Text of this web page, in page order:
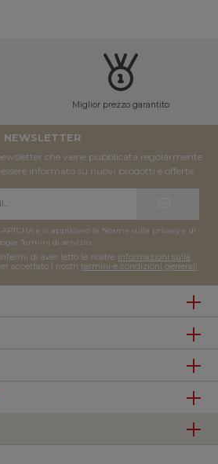
Miglior prezzo garantito
NEWSLETTER
che viene pubblicata regolarmente
informato su nuovi prodotti e offerte.
e si applicano le Norme sulla privacy e di
Termini di servizio
di aver letto le nostre informazioni sulla
accettato i nostritermini e condizioni generali